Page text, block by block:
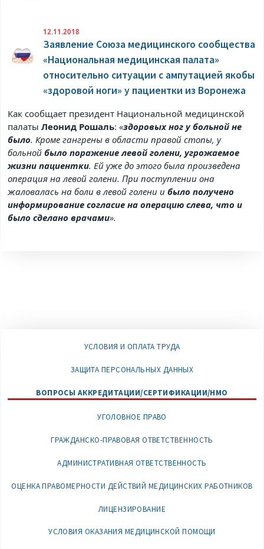
12.11.2018
Заявление Союза медицинского сообщества
«Национальная медицинская палата»
относительно ситуации с ампутацией якобы
«здоровой ноги» у пациентки из Воронежа
Как сообщает президент Национальной медицинской
палатыЛеонид Рошаль:«здоровых ног у больной не
было. Кроме гангрены в области правой стопы, у
больнойбыло поражение левой голени, угрожаемое
жизни пациентки. Ей уже до этого была произведена
операция на левой голени. При поступлении она
жаловалась на боли в левой голени ибыло получено
информирование согласие на операцию слева, что и
было сделано врачами».
УСЛОВИЯ И ОПЛАТА ТРУДА
ЗАЩИТА ПЕРСОНАЛЬНЫХ ДАННЫХ
ВОПРОСЫ АККРЕДИТАЦИИ/СЕРТИФИКАЦИИ/НМО
УГОЛОВНОЕ ПРАВО
ГРАЖДАНСКО-ПРАВОВАЯ ОТВЕТСТВЕННОСТЬ
АДМИНИСТРАТИВНАЯ ОТВЕТСТВЕННОСТЬ
ОЦЕНКА ПРАВОМЕРНОСТИ ДЕЙСТВИЙ МЕДИЦИНСКИХ РАБОТНИКОВ
ЛИЦЕНЗИРОВАНИЕ
УСЛОВИЯ ОКАЗАНИЯ МЕДИЦИНСКОЙ ПОМОЩИ